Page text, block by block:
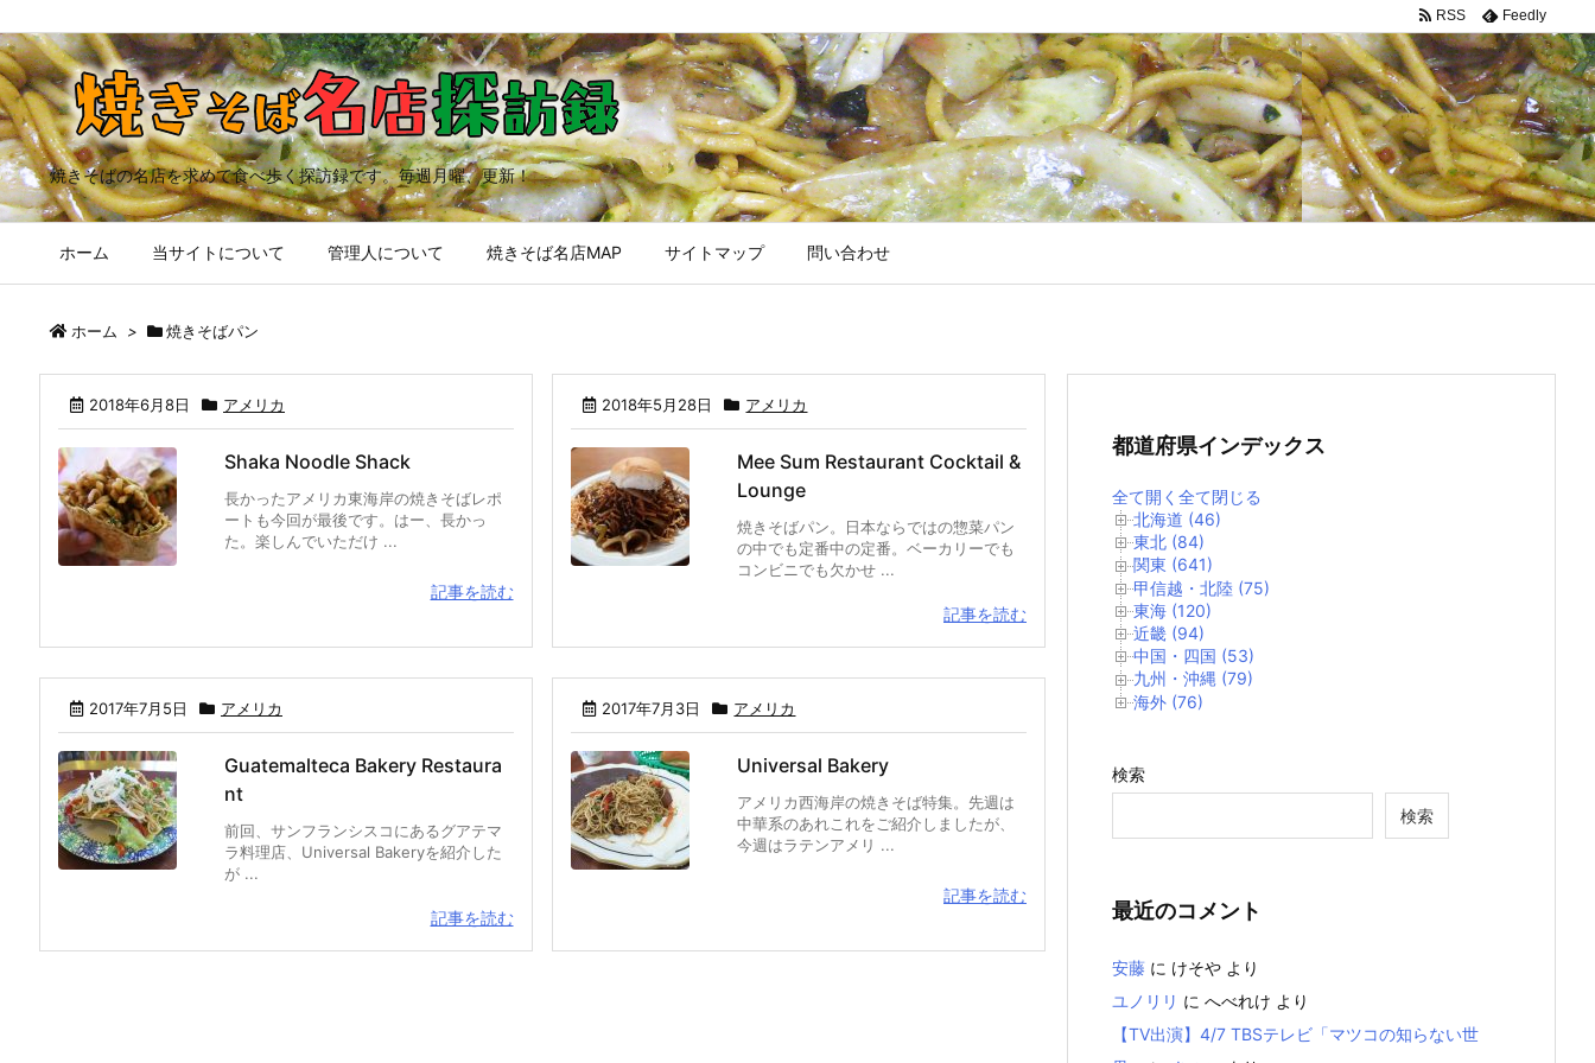
焼きそばの名店を求めて食べ歩く探訪録です。毎週月曜、更新！
ホーム 当サイトについて 管理人について 焼きそば名店MAP サイトマップ 問い合わせ
RSS Feedly
ホーム > 焼きそばパン
2018年6月8日 アメリカ
Shaka Noodle Shack
長かったアメリカ東海岸の焼きそばレポ
ートも今回が最後です。はー、長かっ
た。楽しんでいただけ ...
記事を読む
2018年5月28日 アメリカ
Mee Sum Restaurant Cocktail &
Lounge
焼きそばパン。日本ならではの惣菜パン
の中でも定番中の定番。ベーカリーでも
コンビニでも欠かせ ...
記事を読む
2017年7月5日 アメリカ
Guatemalteca Bakery Restaura
nt
前回、サンフランシスコにあるグアテマ
ラ料理店、Universal Bakeryを紹介した
が ...
記事を読む
2017年7月3日 アメリカ
Universal Bakery
アメリカ西海岸の焼きそば特集。先週は
中華系のあれこれをご紹介しましたが、
今週はラテンアメリ ...
記事を読む
都道府県インデックス
全て開く 全て閉じる
北海道 (46)
東北 (84)
関東 (641)
甲信越・北陸 (75)
東海 (120)
近畿 (94)
中国・四国 (53)
九州・沖縄 (79)
海外 (76)
検索
検索
最近のコメント
安藤 に けそや より
ユノリリ に へべれけ より
【TV出演】4/7 TBSテレビ「マツコの知らない世